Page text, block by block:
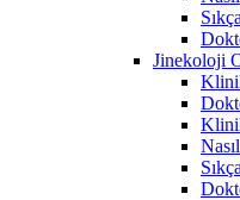
Jinekoloji